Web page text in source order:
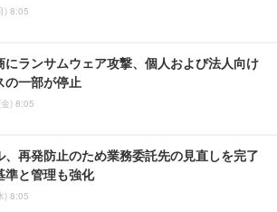
) 8:05
にランサムウェア攻撃、個人および法人向け
の一部が停止
) 8:05
、再発防止のため業務委託先の見直しを完了
準と管理も強化
) 8:05